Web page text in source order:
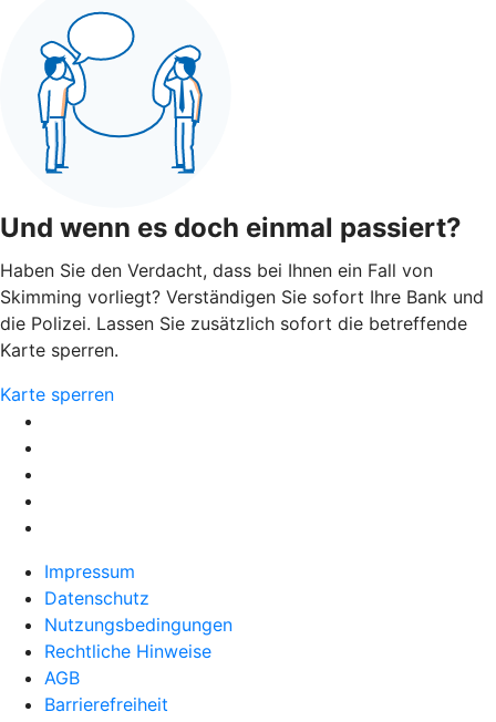
Und wenn es doch einmal passiert?
Haben Sie den Verdacht, dass bei Ihnen ein Fall von
Skimming vorliegt? Verständigen Sie sofort Ihre Bank und
die Polizei. Lassen Sie zusätzlich sofort die betreffende
Karte sperren.
Karte sperren
Impressum
Datenschutz
Nutzungsbedingungen
Rechtliche Hinweise
AGB
Barrierefreiheit